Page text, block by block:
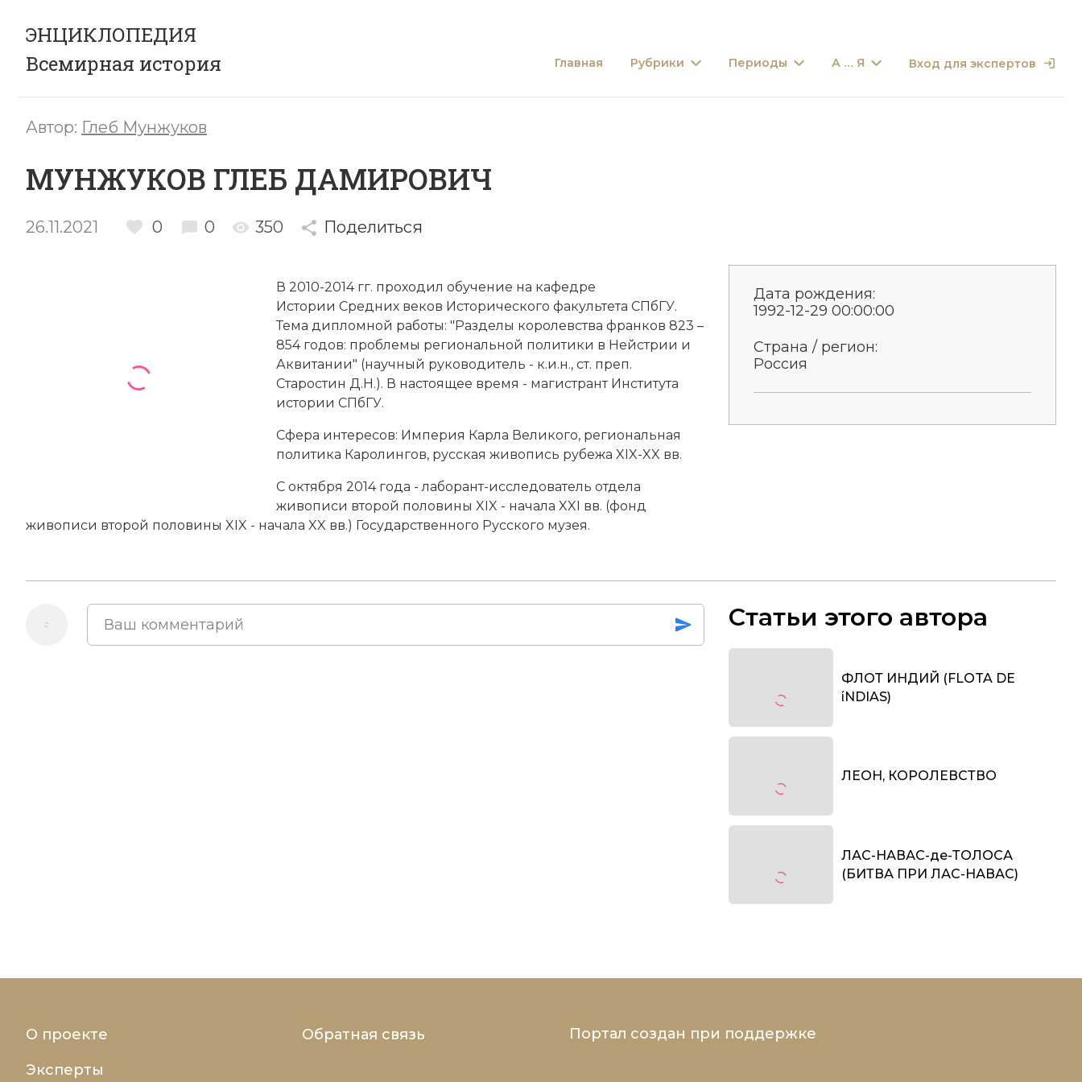
ЭНЦИКЛОПЕДИЯ
Всемирная история
Главная Рубрики Периоды А … Я Вход для экспертов
Автор: Глеб Мунжуков
МУНЖУКOВ ГЛEБ ДАМИРОВИЧ
26.11.2021 0 0 350 Поделиться
В 2010-2014 гг. проходил обучение на кафедре
Истории Средних веков Исторического факультета СПбГУ.
Тема дипломной работы: "Разделы королевства франков 823 –
854 годов: проблемы региональной политики в Нейстрии и
Аквитании" (научный руководитель - к.и.н., ст. преп.
Старостин Д.Н.). В настоящее время - магистрант Института
истории СПбГУ.
Сфера интересов: Империя Карла Великого, региональная
политика Каролингов, русская живопись рубежа XIX-XX вв.
С октября 2014 года - лаборант-исследователь отдела
живописи второй половины XIX - начала XXI вв. (фонд
живописи второй половины XIX - начала XX вв.) Государственного Русского музея.
Дата рождения:
1992-12-29 00:00:00
Страна / регион:
Россия
Статьи этого автора
ФЛОТ ИНДИЙ (FLOTA DE
ίNDIAS)
ЛЕOН, КОРОЛEВСТВО
ЛАС-НАВАС-де-ТОЛОСА
(БИТВА ПРИ ЛАС-НАВАС)
О проекте
Эксперты
Обратная связь Портал создан при поддержке